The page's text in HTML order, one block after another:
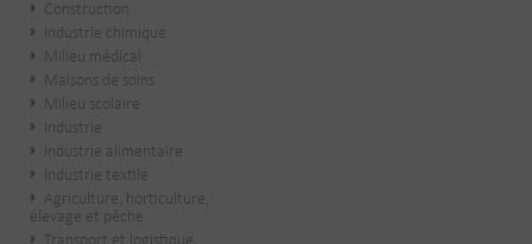
Construction
Industrie chimique
Milieu médical
Maisons de soins
Milieu scolaire
Industrie
Industrie alimentaire
Industrie textile
Agriculture, horticulture,
élevage et pêche